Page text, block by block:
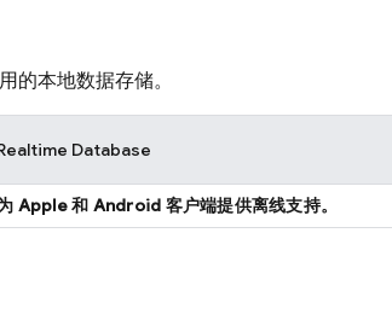
的本地数据存储。
Database
Apple 和 Android 客户端提供离线支持。